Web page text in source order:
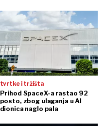
tvrtke i tržišta
Prihod SpaceX-a rastao 92
posto, zbog ulaganja u AI
dionica naglo pala